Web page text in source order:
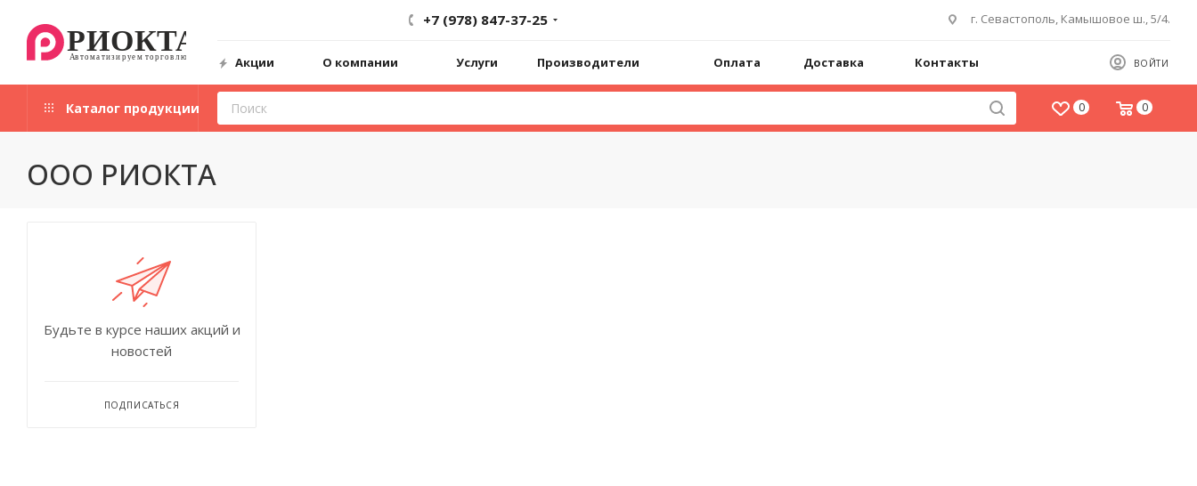
+7 (978) 847-37-25 г. Севастополь, Камышовое ш., 5/4.
ВОЙТИ
Акции О компании Услуги Производители Оплата Доставка Контакты
0 0
Каталог продукции
ООО РИОКТА
Будьте в курсе наших акций и
новостей
ПОДПИСАТЬСЯ